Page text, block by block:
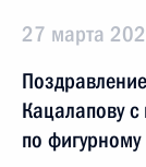
27 марта
Кацалапову
по